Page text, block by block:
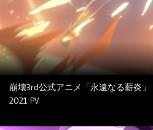
崩壊3rd公式アニメ「永遠なる薪炎」
2021 PV